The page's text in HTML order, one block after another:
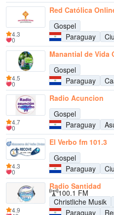
Red Católica
Gospel
Paraguay
4.3
0
Manantial de Vida
Gospel
Paraguay
4.5
0
Radio Acuncion
Gospel
Paraguay
4.7
0
El Verbo fm 101.3
Gospel
Paraguay
4.3
0
Radio Santidad
100.1 FM
Christliche Musik
Paraguay
4.9